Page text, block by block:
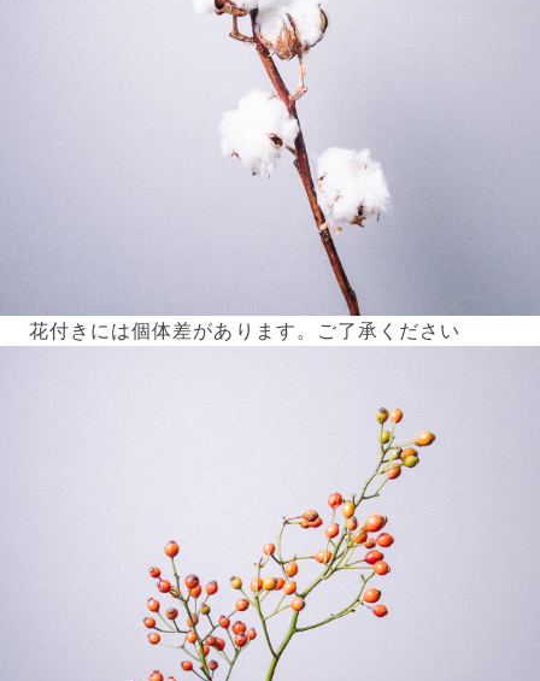
届いたお花に元気がなかったら？
もし届いたお花に「枯れている」「折れている」などの
不備があった場合は、些細なことでもお気軽にサポート
までご連絡ください。ご返金にて補償いたします。
商品ページに掲載している写真は、実際にお届けする商
品を撮影したものです。お花は生き物なので、どうして
も色味やサイズ・咲き方に個体差はありますが、できる
だけ写真のイメージに近いものをお届けできるように人
の目でチェックをしています。
花付きには個体差があります。ご了承ください